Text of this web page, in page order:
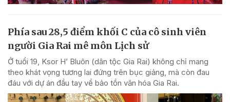
Phía sau 28,5 điểm khối C của cô sinh viên
người Gia Rai mê môn Lịch sử
Ở tuổi 19, Ksor H’ Bluôn (dân tộc Gia Rai) không chỉ mang
theo khát vọng tương lai đứng trên bục giảng, mà còn đau
đáu với dự án đầu tay về bảo tồn văn hóa Gia Rai.